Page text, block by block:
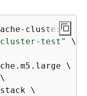
cluster \
test"
\
\
\
\